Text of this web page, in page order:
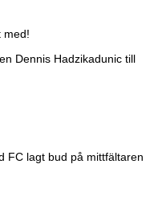
med!
Dennis Hadzikadunic till
FC lagt bud på mittfältaren